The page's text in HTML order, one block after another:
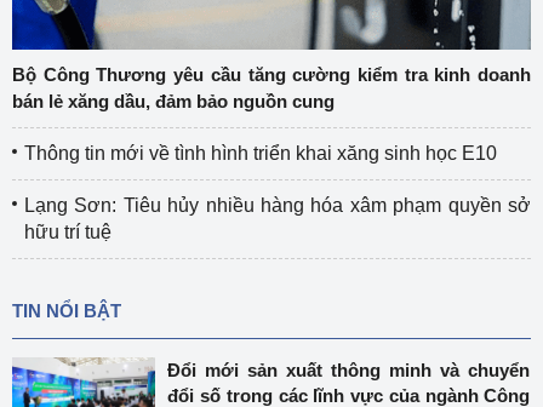
Bộ Công Thương yêu cầu tăng cường kiểm tra kinh doanh
bán lẻ xăng dầu, đảm bảo nguồn cung
Thông tin mới về tình hình triển khai xăng sinh học E10
Lạng Sơn: Tiêu hủy nhiều hàng hóa xâm phạm quyền sở
hữu trí tuệ
TIN NỔI BẬT
Đổi mới sản xuất thông minh và chuyển
đổi số trong các lĩnh vực của ngành Công